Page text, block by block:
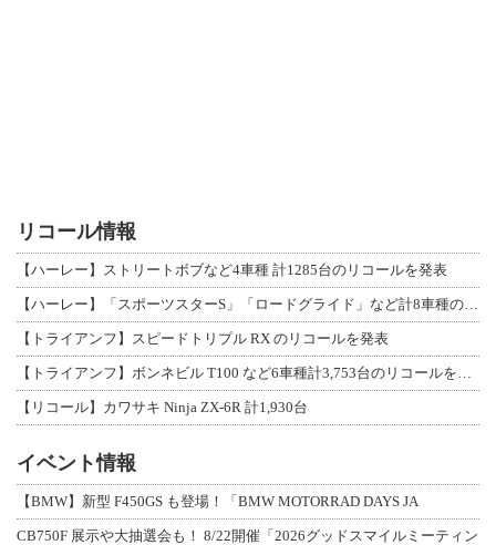
リコール情報
【ハーレー】ストリートボブなど4車種 計1285台のリコールを発表
【ハーレー】「スポーツスターS」「ロードグライド」など計8車種のリコールを発表
【トライアンフ】スピードトリプル RX のリコールを発表
【トライアンフ】ボンネビル T100 など6車種計3,753台のリコールを発表
【リコール】カワサキ Ninja ZX-6R 計1,930台
イベント情報
【BMW】新型 F450GS も登場！「BMW MOTORRAD DAYS JA
CB750F 展示や大抽選会も！ 8/22開催「2026グッドスマイルミーティン